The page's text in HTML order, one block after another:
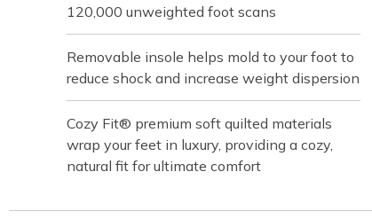
120,000 unweighted foot scans
Removable insole helps mold to your foot to
reduce shock and increase weight dispersion
Cozy Fit® premium soft quilted materials
wrap your feet in luxury, providing a cozy,
natural fit for ultimate comfort